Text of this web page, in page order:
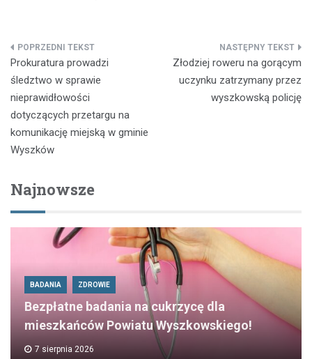
Nawigacja
wpisu
Prokuratura prowadzi
śledztwo w sprawie
nieprawidłowości
dotyczących przetargu na
komunikację miejską w gminie
Wyszków
Złodziej roweru na gorącym
uczynku zatrzymany przez
wyszkowską policję
Najnowsze
BADANIA ZDROWIE
Bezpłatne badania na cukrzycę dla
mieszkańców Powiatu Wyszkowskiego!
7 sierpnia 2026